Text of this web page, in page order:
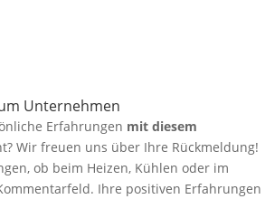
Unternehmen
Erfahrungen mit diesem
Wir freuen uns über Ihre Rückmeldung!
ob beim Heizen, Kühlen oder im
Ihre positiven Erfahrungen